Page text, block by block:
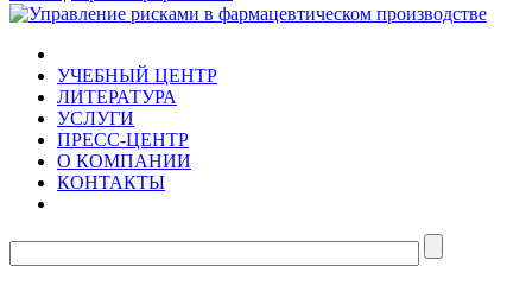
УЧЕБНЫЙ ЦЕНТР
ЛИТЕРАТУРА
УСЛУГИ
ПРЕСС-ЦЕНТР
О КОМПАНИИ
КОНТАКТЫ